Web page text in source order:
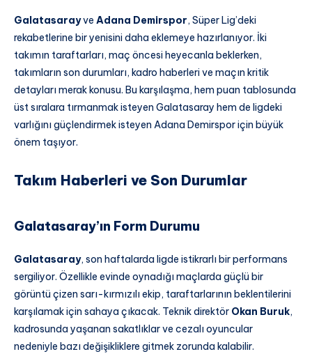
Galatasarayve Adana Demirspor, Süper Lig’deki
rekabetlerine bir yenisini daha eklemeye hazırlanıyor. İki
takımın taraftarları, maç öncesi heyecanla beklerken,
takımların son durumları, kadro haberleri ve maçın kritik
detayları merak konusu. Bu karşılaşma, hem puan tablosunda
üst sıralara tırmanmak isteyen Galatasaray hem de ligdeki
varlığını güçlendirmek isteyen Adana Demirspor için büyük
önem taşıyor.
Takım Haberleri ve Son Durumlar
Galatasaray’ın Form Durumu
Galatasaray, son haftalarda ligde istikrarlı bir performans
sergiliyor. Özellikle evinde oynadığı maçlarda güçlü bir
görüntü çizen sarı-kırmızılı ekip, taraftarlarının beklentilerini
karşılamak için sahaya çıkacak. Teknik direktör Okan Buruk,
kadrosunda yaşanan sakatlıklar ve cezalı oyuncular
nedeniyle bazı değişikliklere gitmek zorunda kalabilir.